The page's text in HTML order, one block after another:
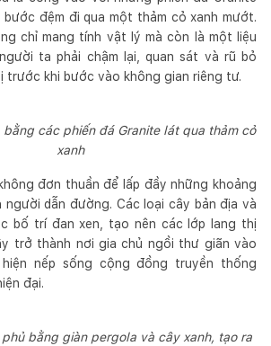
đệm đi qua một thảm cỏ xanh mướt.
chỉ mang tính vật lý mà còn là một liệu
ta phải chậm lại, quan sát và rũ bỏ
trước khi bước vào không gian riêng tư.
bằng các phiến đá Granite lát qua thảm cỏ
xanh
đơn thuần để lấp đầy những khoảng
dẫn đường. Các loại cây bản địa và
bố trí đan xen, tạo nên các lớp lang thị
trở thành nơi gia chủ ngồi thư giãn vào
nếp sống cộng đồng truyền thống
đại.
bằng giàn pergola và cây xanh, tạo ra